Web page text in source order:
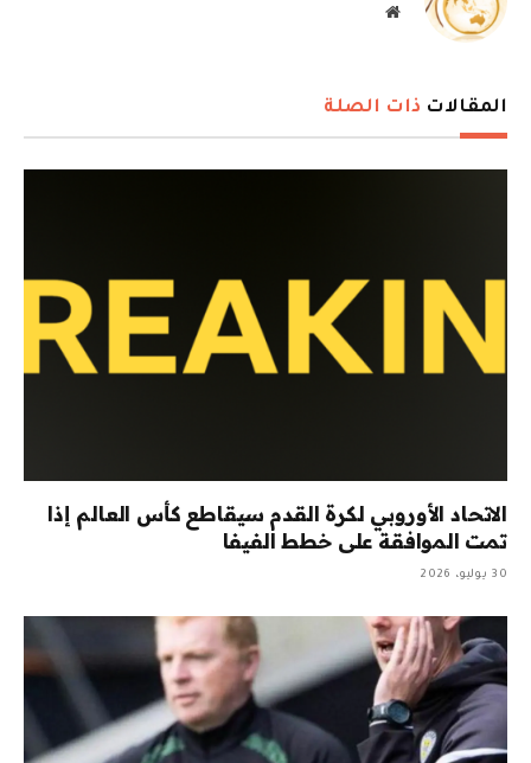
موقع
المقالات ذات الصلة
الاتحاد الأوروبي لكرة القدم سيقاطع كأس العالم إذا
تمت الموافقة على خطط الفيفا
30 يوليو، 2026